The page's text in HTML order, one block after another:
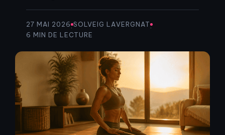
27 MAI 2026·SOLVEIG LAVERGNAT·
6 MIN DE LECTURE